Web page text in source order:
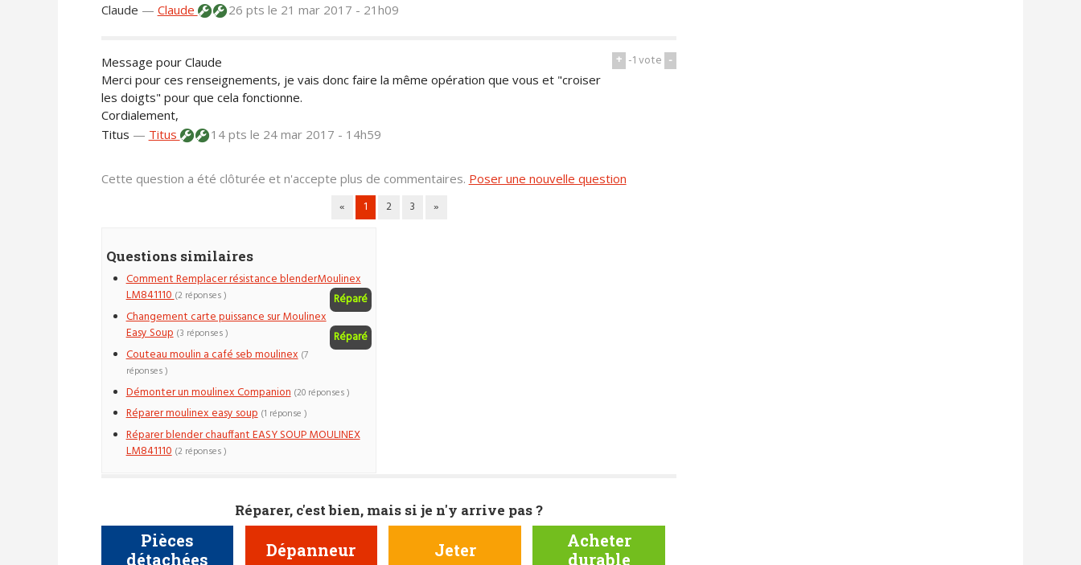
Claude — Claude 26 pts le 21 mar 2017 - 21h09
+ -1vote -
Message pour Claude
Merci pour ces renseignements, je vais donc faire la même opération que vous et "croiser
les doigts" pour que cela fonctionne.
Cordialement,
Titus — Titus 14 pts le 24 mar 2017 - 14h59
Cette question a été clôturée et n'accepte plus de commentaires. Poser une nouvelle question
« 1 2 3 »
Questions similaires
Comment Remplacer résistance blenderMoulinex
LM841110
Réparé
(2 réponses )
Changement carte puissance sur Moulinex
Easy Soup
Réparé
(3 réponses )
Couteau moulin a café seb moulinex (7
réponses )
Démonter un moulinex Companion (20 réponses )
Réparer moulinex easy soup (1 réponse )
Réparer blender chauffant EASY SOUP MOULINEX
LM841110 (2 réponses )
Réparer, c'est bien, mais si je n'y arrive pas ?
Pièces
détachées
Dépanneur Jeter
Acheter
durable